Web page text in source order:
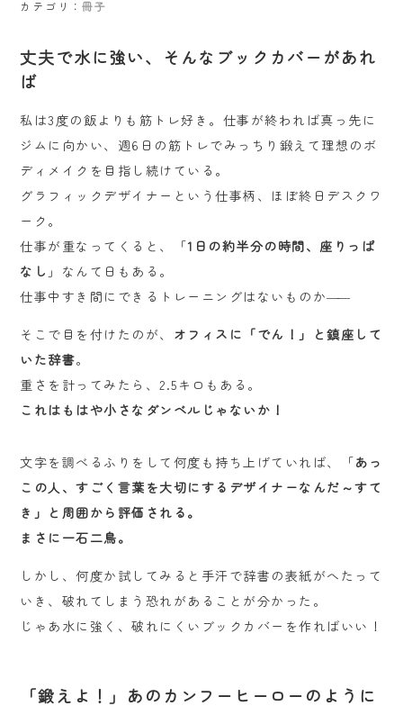
カテゴリ：冊子
丈夫で水に強い、そんなブックカバーがあれ
ば
私は3度の飯よりも筋トレ好き。仕事が終われば真っ先に
ジムに向かい、週6日の筋トレでみっちり鍛えて理想のボ
ディメイクを目指し続けている。
グラフィックデザイナーという仕事柄、ほぼ終日デスクワ
ーク。
仕事が重なってくると、「1日の約半分の時間、座りっぱ
なし 」なんて日もある。
仕事中すき間にできるトレーニングはないものか――
そこで目を付けたのが、 オフィスに「でん！」と鎮座して
いた辞書。
重さを計ってみたら、2.5キロもある。
これはもはや小さなダンベルじゃないか！
文字を調べるふりをして何度も持ち上げていれば、「あっ
この人、すごく言葉を大切にするデザイナーなんだ～すて
き」と周囲から評価される。
まさに一石二鳥。
しかし、何度か試してみると手汗で辞書の表紙がへたって
いき、破れてしまう恐れがあることが分かった。
じゃあ水に強く、破れにくいブックカバーを作ればいい！
「鍛えよ！」あのカンフーヒーローのように